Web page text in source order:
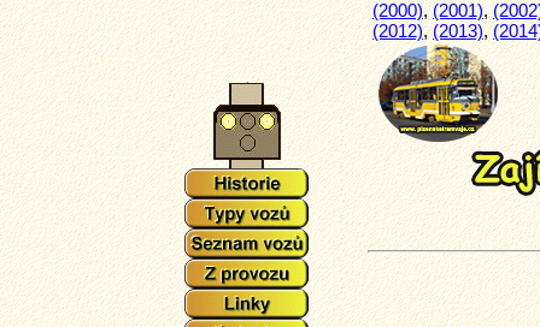
(2000),(2001),
(2012),(2013),